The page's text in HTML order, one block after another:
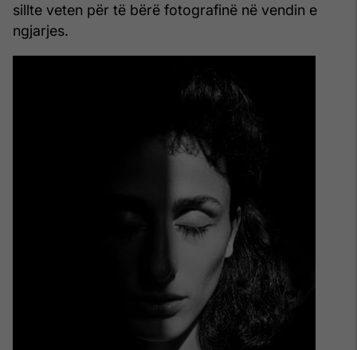
sillte veten për të bërë fotografinë në vendin e
ngjarjes.